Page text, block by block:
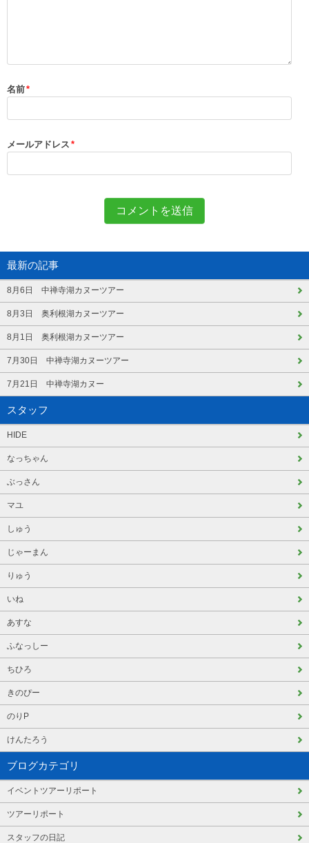
名前*
メールアドレス *
最新の記事
8月6日 中禅寺湖カヌーツアー
8月3日 奥利根湖カヌーツアー
8月1日 奥利根湖カヌーツアー
7月30日 中禅寺湖カヌーツアー
7月21日 中禅寺湖カヌー
スタッフ
HIDE
なっちゃん
ぶっさん
マユ
しゅう
じゃーまん
りゅう
いね
あすな
ふなっしー
ちひろ
きのぴー
のりP
けんたろう
ブログカテゴリ
イベントツアーリポート
ツアーリポート
スタッフの日記